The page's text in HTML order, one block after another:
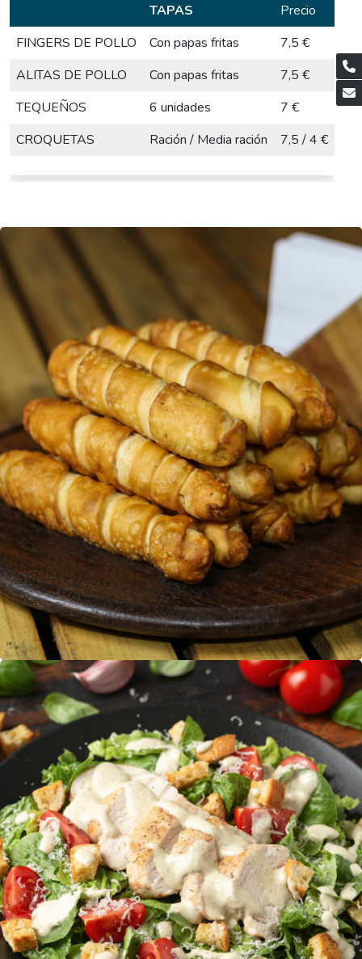
TAPAS
Precio
FINGERS DE POLLO
Con papas fritas
7,5 €
ALITAS DE POLLO
Con papas fritas
7,5 €
TEQUEÑOS
6 unidades
7 €
CROQUETAS
Ración / Media ración 7,5 / 4 €